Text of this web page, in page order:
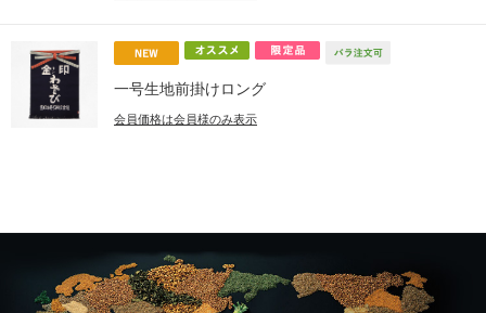
一号生地前掛けロング
会員価格は会員様のみ表示